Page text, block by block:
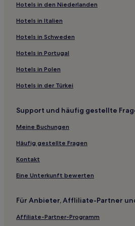
Maiano Hotels
Hotels nahe Palazzo dell'Antella
Hotels nahe Opificio delle Pietre
Hotels nahe Piazza di Santa Maria
Hotels nahe Palazzo Capponi
Hotels nahe Parco di Montececeri
Hotels nahe Bardini-Garten
Hotels nahe Museo Casa di Dante
Hotels nahe Santa Maria del Carmine
Hotels nahe Porta Romana
Hotels nahe Biblioteca Medicea
Florenz Hotels
Toskana: Hotels
Hotels in den Niederlanden
Hotels in Italien
Hotels in Schweden
Hotels in Portugal
Hotels in Polen
Hotels in der Türkei
Support und häufig gestellte
Meine Buchungen
Häufig gestellte Fragen
Kontakt
Eine Unterkunft bewerten
Für Anbieter, Affliliate-Partner
Affiliate-Partner-Programm